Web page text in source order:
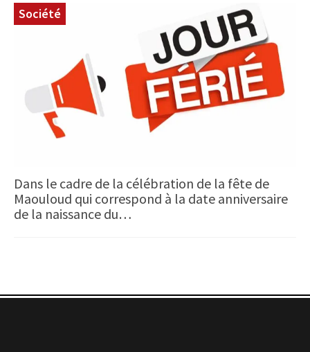
Société
Dans le cadre de la célébration de la fête de
Maouloud qui correspond à la date anniversaire
de la naissance du…